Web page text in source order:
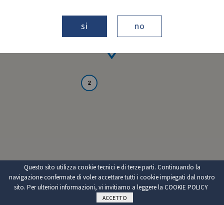
2
Questo sito utilizza cookie tecnici e di terze parti. Continuando la
navigazione confermate di voler accettare tutti i cookie impiegati dal nostro
sito. Per ulteriori informazioni, vi invitiamo a leggere la COOKIE POLICY
ACCETTO
si no